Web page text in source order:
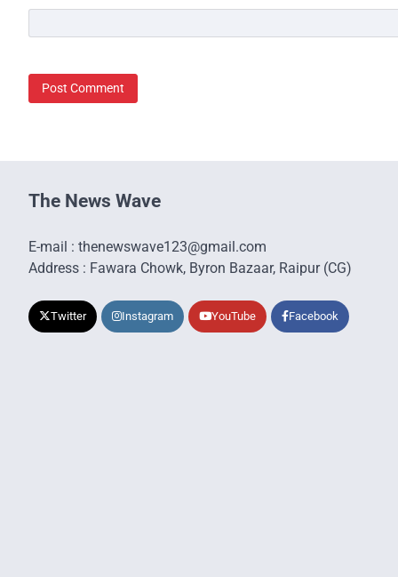
The News Wave
E-mail : thenewswave123@gmail.com
Address : Fawara Chowk, Byron Bazaar, Raipur (CG)
Twitter Instagram YouTube Facebook